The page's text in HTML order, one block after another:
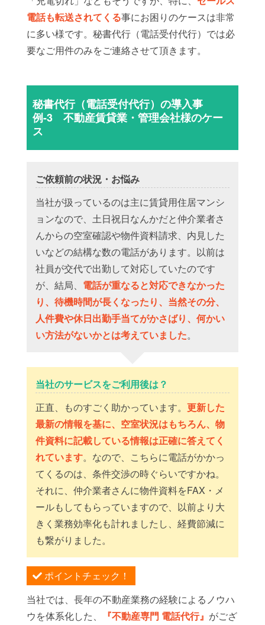
電話も転送されてくる事にお困りのケースは非常
に多い様です。秘書代行（電話受付代行）では必
要なご用件のみをご連絡させて頂きます。
秘書代行（電話受付代行）の導入事
例-3 不動産賃貸業・管理会社様のケー
ス
ご依頼前の状況・お悩み
当社が扱っているのは主に賃貸用住居マンシ
ョンなので、土日祝日なんかだと仲介業者さ
んからの空室確認や物件資料請求、内見した
いなどの結構な数の電話があります。以前は
社員が交代で出勤して対応していたのです
が、結局、 電話が重なると対応できなかった
り、待機時間が長くなったり、当然その分、
人件費や休日出勤手当てがかさばり、何かい
い方法がないかとは考えていました。
当社のサービスをご利用後は？
正直、ものすごく助かっています。 更新した
最新の情報を基に、空室状況はもちろん、物
件資料に記載している情報は正確に答えてく
れています。なので、こちらに電話がかかっ
てくるのは、条件交渉の時ぐらいですかね。
それに、仲介業者さんに物件資料をFAX・メ
ールもしてもらっていますので、以前より大
きく業務効率化も計れましたし、経費節減に
も繋がりました。
ポイントチェック！
当社では、長年の不動産業務の経験によるノウハ
ウを体系化した、
『不動産専門 電話代行』 がござ